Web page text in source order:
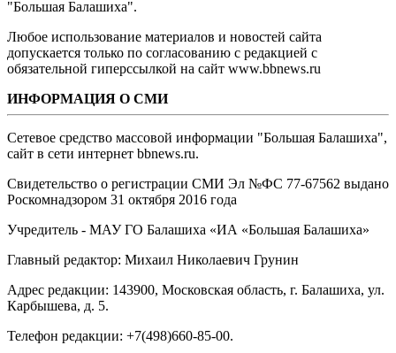
"Большая Балашиха".
Любое использование материалов и новостей сайта
допускается только по согласованию с редакцией с
обязательной гиперссылкой на сайт www.bbnews.ru
ИНФОРМАЦИЯ О СМИ
Сетевое средство массовой информации "Большая Балашиха",
сайт в сети интернет bbnews.ru.
Свидетельство о регистрации СМИ Эл №ФС ‎77-67562 выдано
Роскомнадзором 31 октября 2016 года
Учредитель - МАУ ГО Балашиха «ИА «Большая Балашиха»
Главный редактор: Михаил Николаевич Грунин
Адрес редакции: 143900, Московская область, г. Балашиха, ул.
Карбышева, д. 5.
Телефон редакции: +7(498)660-85-00.